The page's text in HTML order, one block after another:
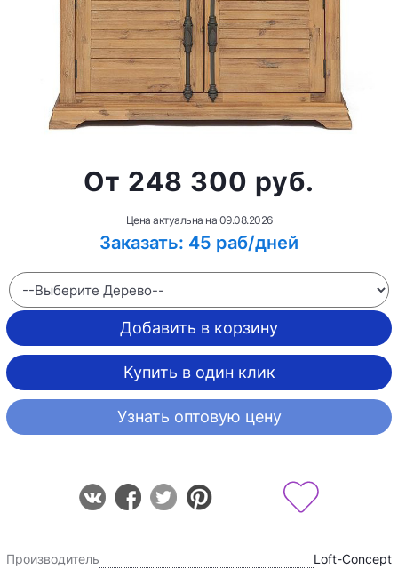
от 248 300 руб.
Цена актуальна на 09.08.2026
Заказать: 45 раб/дней
Добавить в корзину
Купить в один клик
Узнать оптовую цену
Производитель
Loft-Concept